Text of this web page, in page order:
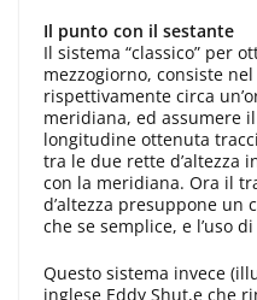
Il punto con il sestante
Il sistema “classico” per
mezzogiorno, consiste
rispettivamente circa
meridiana, ed assumere
longitudine ottenuta
tra le due rette d’altezza
con la meridiana. Ora il
d’altezza presup­pone un
che se semplice, e l’uso
Questo sistema invece
inglese Eddy Shut,e che